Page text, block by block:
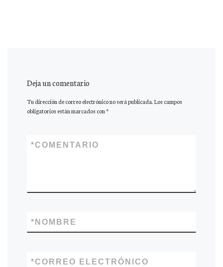
Deja un comentario
Tu dirección de correo electrónico no será publicada.Los campos
obligatorios están marcados con*
COMENTARIO
*
NOMBRE
*
CORREO ELECTRÓNICO
*